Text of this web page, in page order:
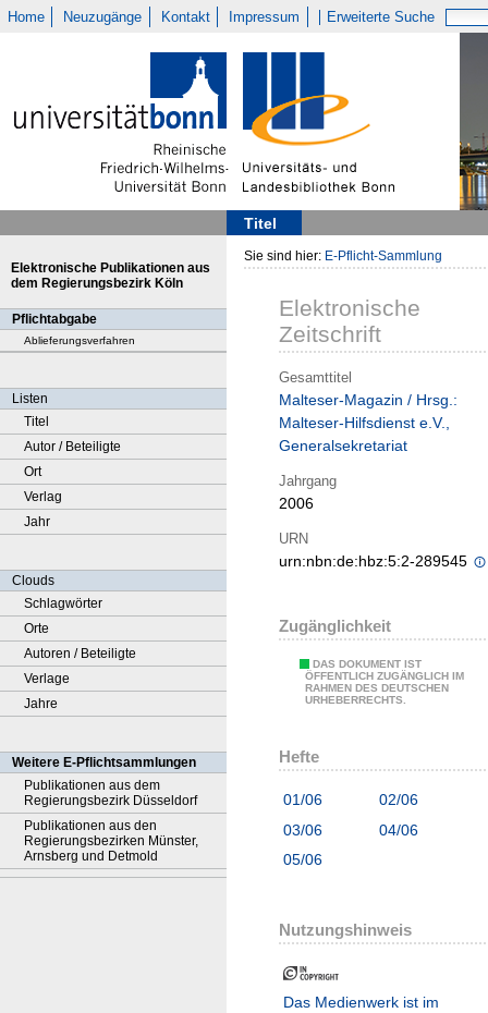
Home Neuzugänge Kontakt Impressum Erweiterte Suche
Titel
Elektronische Publikationen aus
dem Regierungsbezirk Köln
Pflichtabgabe
Ablieferungsverfahren
Listen
Titel
Autor / Beteiligte
Ort
Verlag
Jahr
Clouds
Schlagwörter
Orte
Autoren / Beteiligte
Verlage
Jahre
Weitere E-Pflichtsammlungen
Publikationen aus dem
Regierungsbezirk Düsseldorf
Publikationen aus den
Regierungsbezirken Münster,
Arnsberg und Detmold
Sie sind hier: E-Pflicht-Sammlung
Elektronische
Zeitschrift
Gesamttitel
Malteser-Magazin / Hrsg.:
Malteser-Hilfsdienst e.V.,
Generalsekretariat
Jahrgang
2006
URN
urn:nbn:de:hbz:5:2-289545
Zugänglichkeit
DAS DOKUMENT IST
ÖFFENTLICH ZUGÄNGLICH IM
RAHMEN DES DEUTSCHEN
URHEBERRECHTS.
Hefte
01/06
02/06
03/06
04/06
05/06
Nutzungshinweis
Das Medienwerk ist im